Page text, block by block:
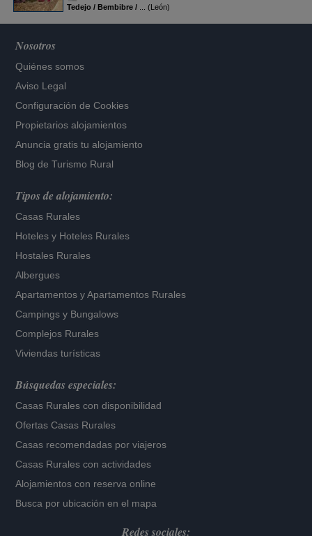
Tedejo / Bembibre /
... (León)
Nosotros
Quiénes somos
Aviso Legal
Configuración de Cookies
Propietarios alojamientos
Anuncia gratis tu alojamiento
Blog de Turismo Rural
Tipos de alojamiento:
Casas Rurales
Hoteles y Hoteles Rurales
Hostales Rurales
Albergues
Apartamentos yApartamentos Rurales
Campings y Bungalows
Complejos Rurales
Viviendas turísticas
Búsquedas especiales:
Casas Rurales con disponibilidad
Ofertas Casas Rurales
Casas recomendadas por viajeros
Casas Rurales con actividades
Alojamientos con reserva online
Busca por ubicación en el mapa
Redes sociales: